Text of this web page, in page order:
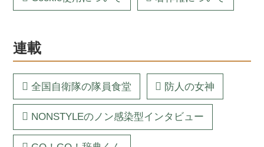
連載
全国自衛隊の隊員食堂 防人の女神
NONSTYLEのノン感染型インタビュー